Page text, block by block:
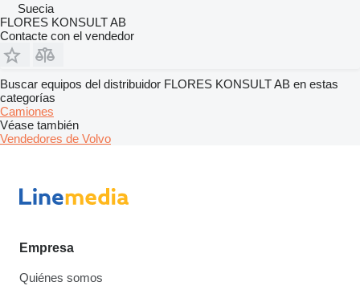
Suecia
FLORES KONSULT AB
Contacte con el vendedor
Buscar equipos del distribuidor FLORES KONSULT AB en estas
categorías
Camiones
Véase también
Vendedores de Volvo
Empresa
Quiénes somos